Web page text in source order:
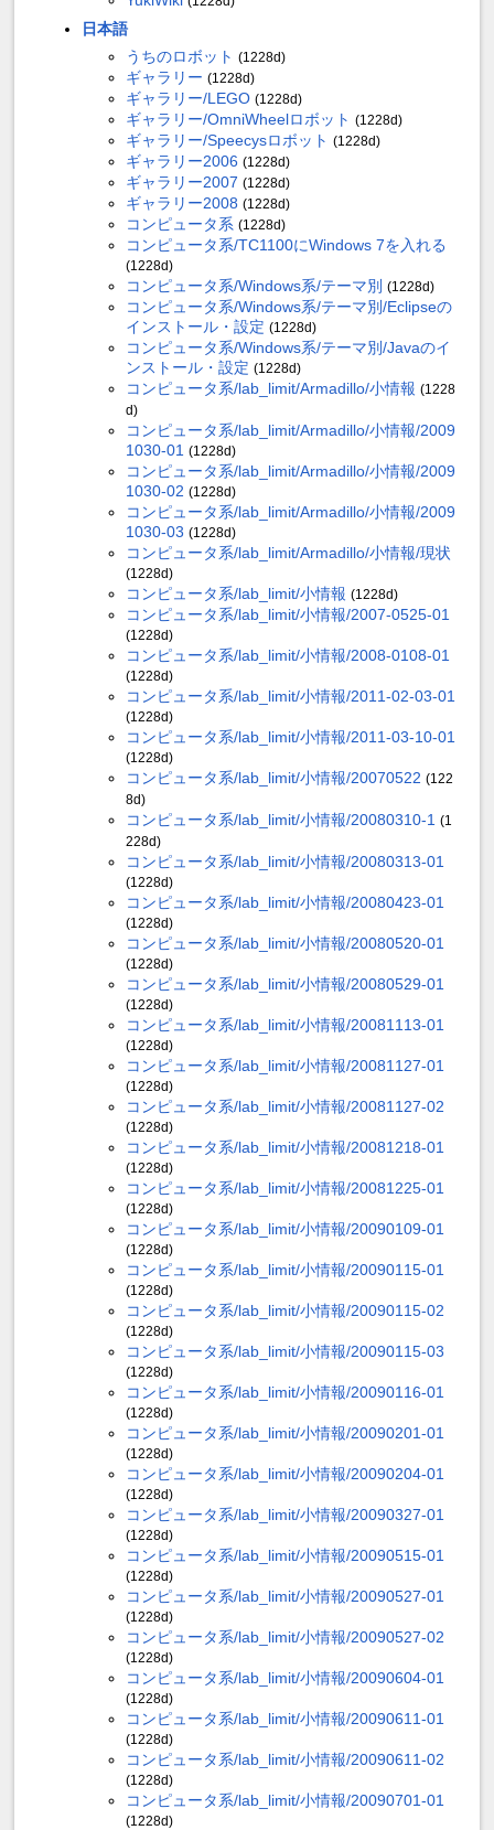
日本語
うちのロボット (1228d)
ギャラリー (1228d)
ギャラリー/LEGO (1228d)
ギャラリー/OmniWheelロボット (1228d)
ギャラリー/Speecysロボット (1228d)
ギャラリー2006 (1228d)
ギャラリー2007 (1228d)
ギャラリー2008 (1228d)
コンピュータ系 (1228d)
コンピュータ系/TC1100にWindows 7を入れる
(1228d)
コンピュータ系/Windows系/テーマ別 (1228d)
コンピュータ系/Windows系/テーマ別/Eclipseの
インストール・設定 (1228d)
コンピュータ系/Windows系/テーマ別/Javaのイ
ンストール・設定 (1228d)
コンピュータ系/lab_limit/Armadillo/小情報 (1228
d)
コンピュータ系/lab_limit/Armadillo/小情報/2009
1030-01 (1228d)
コンピュータ系/lab_limit/Armadillo/小情報/2009
1030-02 (1228d)
コンピュータ系/lab_limit/Armadillo/小情報/2009
1030-03 (1228d)
コンピュータ系/lab_limit/Armadillo/小情報/現状
(1228d)
コンピュータ系/lab_limit/小情報 (1228d)
コンピュータ系/lab_limit/小情報/2007-0525-01
(1228d)
コンピュータ系/lab_limit/小情報/2008-0108-01
(1228d)
コンピュータ系/lab_limit/小情報/2011-02-03-01
(1228d)
コンピュータ系/lab_limit/小情報/2011-03-10-01
(1228d)
コンピュータ系/lab_limit/小情報/20070522 (122
8d)
コンピュータ系/lab_limit/小情報/20080310-1 (1
228d)
コンピュータ系/lab_limit/小情報/20080313-01
(1228d)
コンピュータ系/lab_limit/小情報/20080423-01
(1228d)
コンピュータ系/lab_limit/小情報/20080520-01
(1228d)
コンピュータ系/lab_limit/小情報/20080529-01
(1228d)
コンピュータ系/lab_limit/小情報/20081113-01
(1228d)
コンピュータ系/lab_limit/小情報/20081127-01
(1228d)
コンピュータ系/lab_limit/小情報/20081127-02
(1228d)
コンピュータ系/lab_limit/小情報/20081218-01
(1228d)
コンピュータ系/lab_limit/小情報/20081225-01
(1228d)
コンピュータ系/lab_limit/小情報/20090109-01
(1228d)
コンピュータ系/lab_limit/小情報/20090115-01
(1228d)
コンピュータ系/lab_limit/小情報/20090115-02
(1228d)
コンピュータ系/lab_limit/小情報/20090115-03
(1228d)
コンピュータ系/lab_limit/小情報/20090116-01
(1228d)
コンピュータ系/lab_limit/小情報/20090201-01
(1228d)
コンピュータ系/lab_limit/小情報/20090204-01
(1228d)
コンピュータ系/lab_limit/小情報/20090327-01
(1228d)
コンピュータ系/lab_limit/小情報/20090515-01
(1228d)
コンピュータ系/lab_limit/小情報/20090527-01
(1228d)
コンピュータ系/lab_limit/小情報/20090527-02
(1228d)
コンピュータ系/lab_limit/小情報/20090604-01
(1228d)
コンピュータ系/lab_limit/小情報/20090611-01
(1228d)
コンピュータ系/lab_limit/小情報/20090611-02
(1228d)
コンピュータ系/lab_limit/小情報/20090701-01
(1228d)